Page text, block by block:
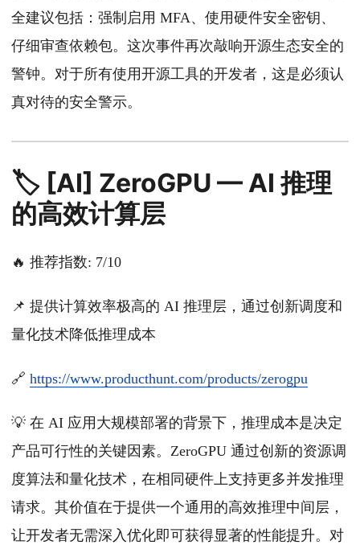
全建议包括：强制启用 MFA、使用硬件安全密钥、
仔细审查依赖包。这次事件再次敲响开源生态安全的
警钟。对于所有使用开源工具的开发者，这是必须认
真对待的安全警示。
🏷️ [AI] ZeroGPU — AI 推理
的高效计算层
🔥 推荐指数: 7/10
📌 提供计算效率极高的 AI 推理层，通过创新调度和
量化技术降低推理成本
🔗 https://www.producthunt.com/products/zerogpu
💡 在 AI 应用大规模部署的背景下，推理成本是决定
产品可行性的关键因素。ZeroGPU 通过创新的资源调
度算法和量化技术，在相同硬件上支持更多并发推理
请求。其价值在于提供一个通用的高效推理中间层，
让开发者无需深入优化即可获得显著的性能提升。对